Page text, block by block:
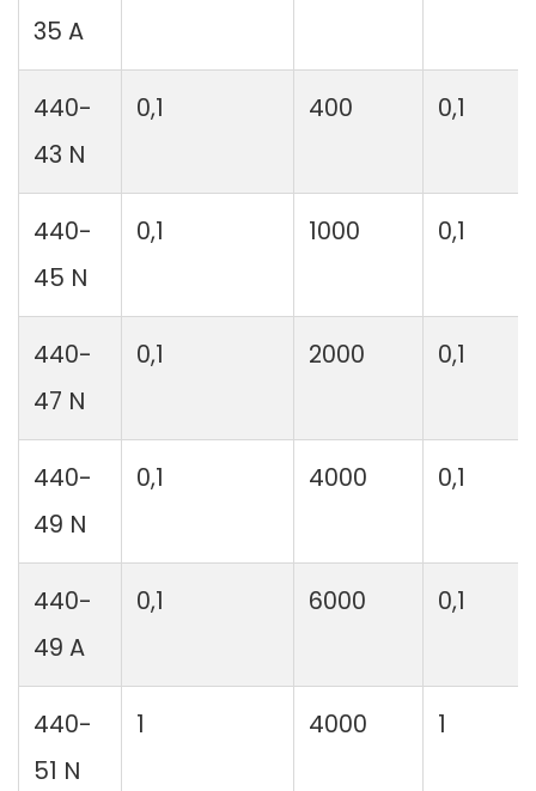
35 A
440-
43 N
0,1 400 0,1
440-
45 N
0,1 1000 0,1
440-
47 N
0,1 2000 0,1
440-
49 N
0,1 4000 0,1
440-
49 A
0,1 6000 0,1
440-
51 N
1 4000 1